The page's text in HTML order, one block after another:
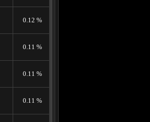
0.12 %
0.11 %
0.11 %
0.11 %